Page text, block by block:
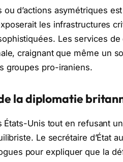
ou d’actions asymétriques
les infrastructures
Les services
craignant que même un
groupes pro-iraniens.
la diplomatie
États-Unis tout en refusant
Le secrétaire d’État
pour expliquer que la